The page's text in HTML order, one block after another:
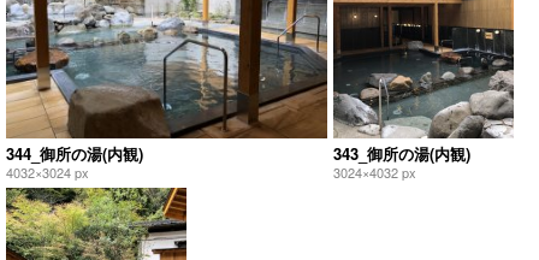
344_御所の湯(内観)
4032×3024 px
343_御所の湯(内観)
3024×4032 px